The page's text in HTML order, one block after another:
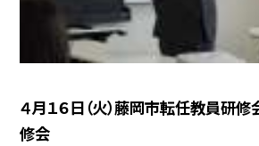
４月１６日（火）藤岡市転任教員研
修会